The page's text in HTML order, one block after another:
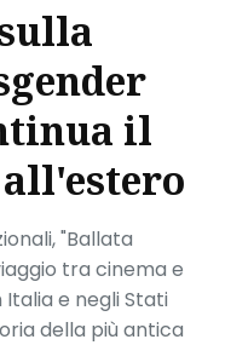
il
"Ballata
tra cinema e
e negli Stati
della più antica